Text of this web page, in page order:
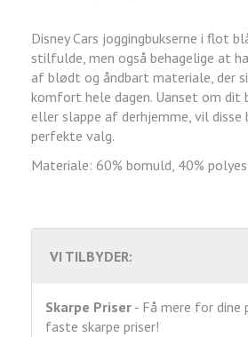
Disney Cars joggingbukserne i flot
stilfulde, men også behagelige at
af blødt og åndbart materiale, der
komfort hele dagen. Uanset om dit
eller slappe af derhjemme, vil
perfekte valg.
Materiale: 60% bomuld, 40%
VI TILBYDER:
Skarpe Priser - Få mere for dine
faste skarpe priser!